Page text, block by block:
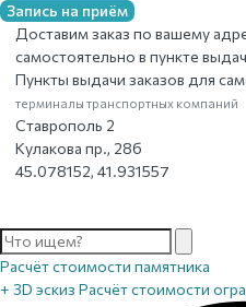
Запись на приём
Доставим заказ по вашему
самостоятельно в пункте
Пункты выдачи заказов для
терминалы транспортных компаний
Ставрополь 2
Кулакова пр., 28б
45.078152, 41.931557
Расчёт стоимости памятника
+ 3D эскиз Расчёт стоимости